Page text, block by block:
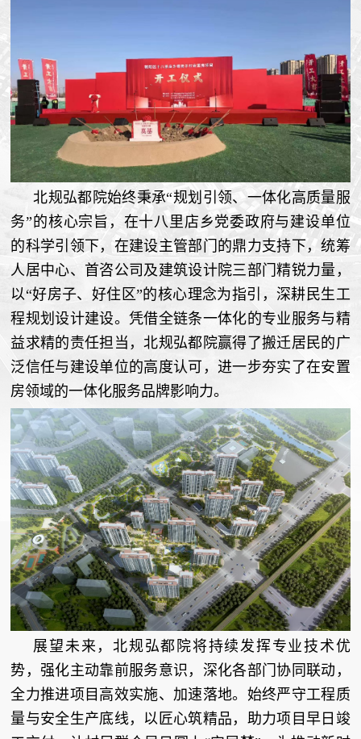
北规弘都院始终秉承“规划引领、一体化高质量服
务”的核心宗旨，在十八里店乡党委政府与建设单位
的科学引领下，在建设主管部门的鼎力支持下，统筹
人居中心、首咨公司及建筑设计院三部门精锐力量，
以“好房子、好住区”的核心理念为指引，深耕民生工
程规划设计建设。凭借全链条一体化的专业服务与精
益求精的责任担当，北规弘都院赢得了搬迁居民的广
泛信任与建设单位的高度认可，进一步夯实了在安置
房领域的一体化服务品牌影响力。
展望未来，北规弘都院将持续发挥专业技术优
势，强化主动靠前服务意识，深化各部门协同联动，
全力推进项目高效实施、加速落地。始终严守工程质
量与安全生产底线，以匠心筑精品，助力项目早日竣